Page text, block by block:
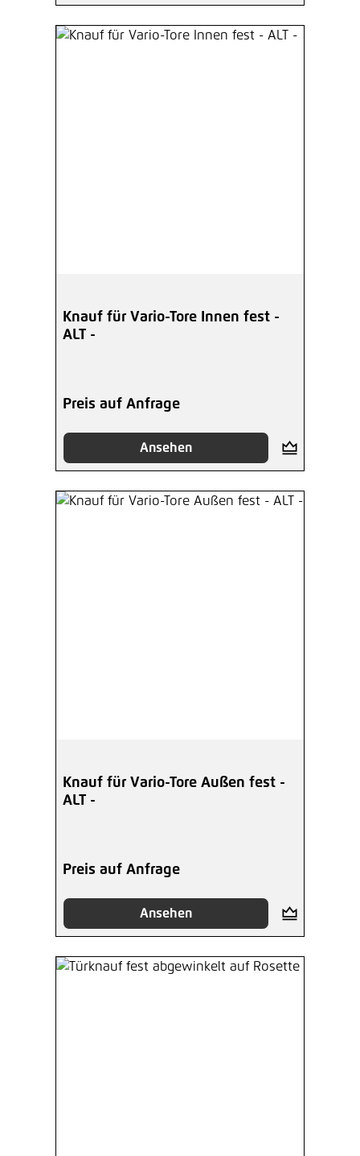
Knauf für Vario-Tore Innen fest -
ALT -
Preis auf Anfrage
Ansehen
Knauf für Vario-Tore Außen fest -
ALT -
Preis auf Anfrage
Ansehen